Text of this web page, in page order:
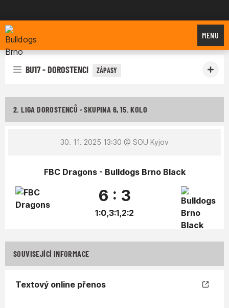
Bulldogs Brno
MENU
BU17 - DOROSTENCI ZÁPASY
2. LIGA DOROSTENCŮ - SKUPINA 6, 15. KOLO
30. 11. 2025 13:30 @ SOU Kyjov
FBC Dragons - Bulldogs Brno Black
6 : 3
1:0,3:1,2:2
SOUVISEJÍCÍ INFORMACE
Textový online přenos